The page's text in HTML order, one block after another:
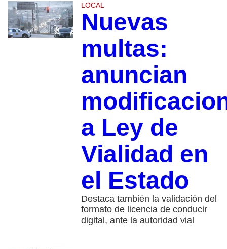
LOCAL
Nuevas
multas:
anuncian
a Ley de
Vialidad en
el Estado
Destaca también la validación del
formato de licencia de conducir
digital, ante la autoridad vial